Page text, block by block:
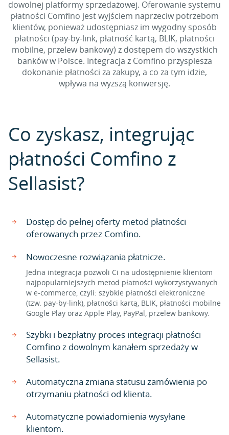
dowolnej platformy sprzedażowej. Oferowanie systemu
płatności Comfino jest wyjściem naprzeciw potrzebom
klientów, ponieważ udostępniasz im wygodny sposób
płatności (pay-by-link, płatność kartą, BLIK, płatności
mobilne, przelew bankowy) z dostępem do wszystkich
banków w Polsce. Integracja z Comfino przyspiesza
dokonanie płatności za zakupy, a co za tym idzie,
wpływa na wyższą konwersję.
Co zyskasz, integrując
płatności Comfino z
Sellasist?
Dostęp do pełnej oferty metod płatności
oferowanych przez Comfino.
Nowoczesne rozwiązania płatnicze.
Jedna integracja pozwoli Ci na udostępnienie klientom
najpopularniejszych metod płatności wykorzystywanych
w e-commerce, czyli: szybkie płatności elektroniczne
(tzw. pay-by-link), płatności kartą, BLIK, płatności mobilne
Google Play oraz Apple Play, PayPal, przelew bankowy.
Szybki i bezpłatny proces integracji płatności
Comfino z dowolnym kanałem sprzedaży w
Sellasist.
Automatyczna zmiana statusu zamówienia po
otrzymaniu płatności od klienta.
Automatyczne powiadomienia wysyłane
klientom.